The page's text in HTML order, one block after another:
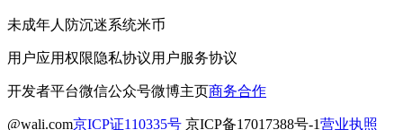
未成年人防沉迷系统米币
用户应用权限隐私协议用户服务协议
开发者平台微信公众号微博主页商务合作
@wali.com京ICP证110335号 京ICP备17017388号-1营业执照